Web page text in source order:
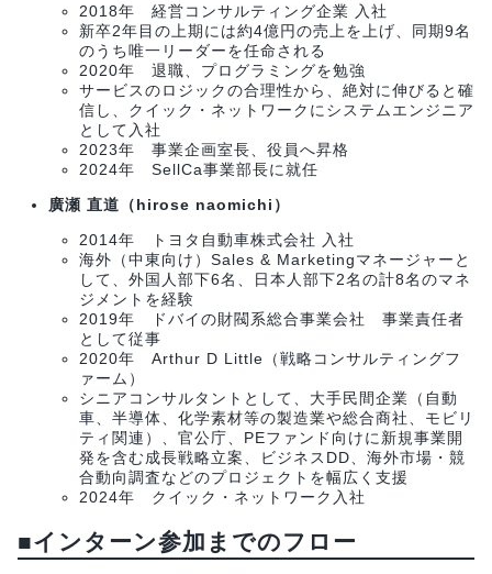
2018年 経営コンサルティング企業 入社
新卒2年目の上期には約4億円の売上を上げ、同期9名
のうち唯一リーダーを任命される
2020年 退職、プログラミングを勉強
サービスのロジックの合理性から、絶対に伸びると確
信し、クイック・ネットワークにシステムエンジニア
として入社
2023年 事業企画室長、役員へ昇格
2024年 SellCa事業部長に就任
廣瀬 直道（hirose naomichi）
2014年 トヨタ自動車株式会社 入社
海外（中東向け）Sales & Marketingマネージャーと
して、外国人部下6名、日本人部下2名の計8名のマネ
ジメントを経験
2019年 ドバイの財閥系総合事業会社 事業責任者
として従事
2020年 Arthur D Little（戦略コンサルティングフ
ァーム）
シニアコンサルタントとして、大手民間企業（自動
車、半導体、化学素材等の製造業や総合商社、モビリ
ティ関連）、官公庁、PEファンド向けに新規事業開
発を含む成長戦略立案、ビジネスDD、海外市場・競
合動向調査などのプロジェクトを幅広く支援
2024年 クイック・ネットワーク入社
■インターン参加までのフロー